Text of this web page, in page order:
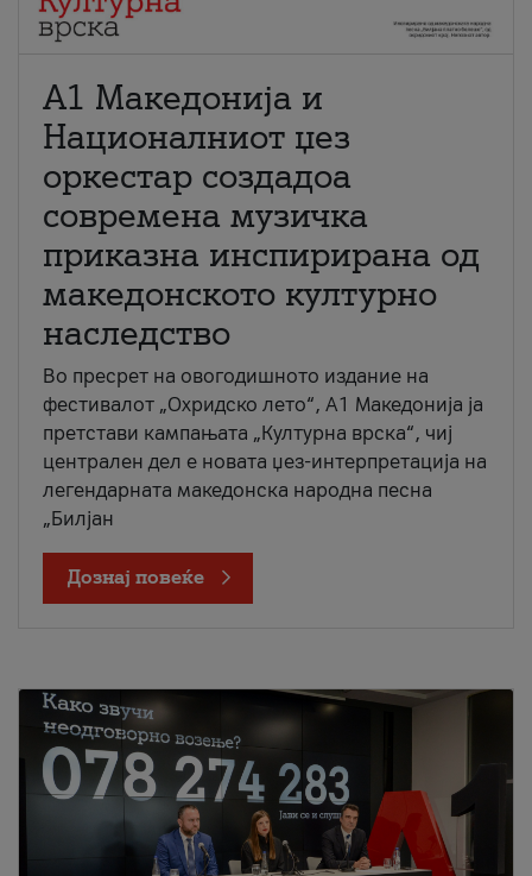
А1 Македонија и
Националниот џез
оркестар создадоа
современа музичка
приказна инспирирана од
македонското културно
наследство
Во пресрет на овогодишното издание на
фестивалот „Охридско лето“, А1 Македонија ја
претстави кампањата „Културна врска“, чиј
централен дел е новата џез-интерпретација на
легендарната македонска народна песна
„Билјан
Дознај повеќе